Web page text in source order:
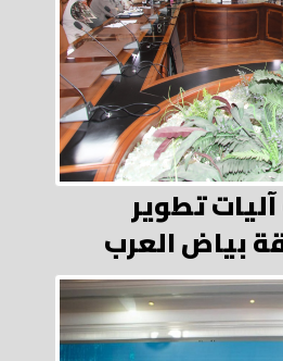
تطوير
بياض العرب